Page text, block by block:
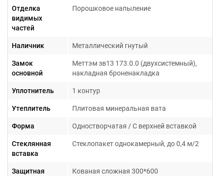
Отделка
видимых
частей
Порошковое напыление
Наличник Металлический гнутый
Замок
основной
Меттэм зв13 173.0.0 (двухсистемный),
накладная броненакладка
Уплотнитель 1 контур
Утеплитель Плитовая минеральная вата
Форма Одностворчатая / С верхней вставкой
Стеклянная
вставка
Стеклопакет однокамерный, до 0,4 м/2
Защитная
Кованая сложная 300*600